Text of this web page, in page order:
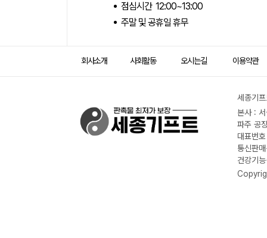
점심시간 12:00~13:00
주말 및 공휴일 휴무
회사소개 사회활동 오시는길 이용약관
세종기
본사 :
파주 공
대표번
통신판
건강기